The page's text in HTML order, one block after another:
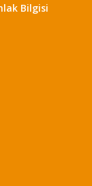
Bilgisi